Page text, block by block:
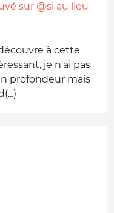
sur @si au lieu
à cette
je n'ai pas
profondeur mais